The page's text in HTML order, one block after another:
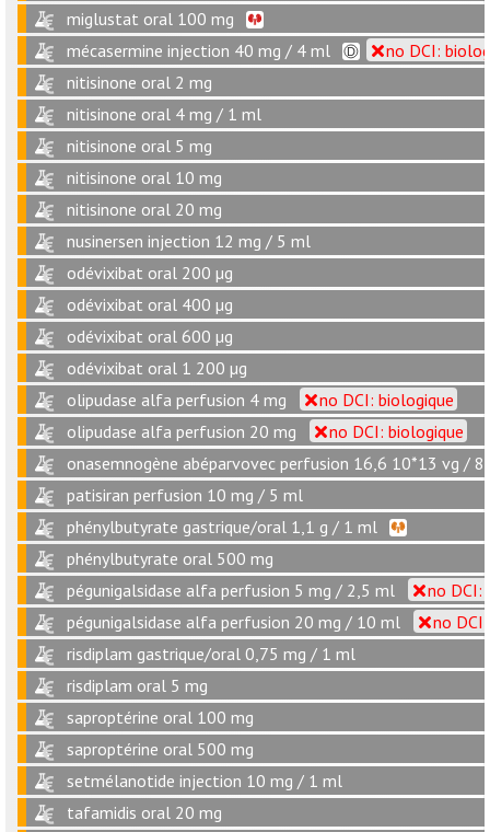
miglustat oral 100 mg
mécasermine injection 40 mg / 4 ml
no DCI:
nitisinone oral 2 mg
nitisinone oral 4 mg / 1 ml
nitisinone oral 5 mg
nitisinone oral 10 mg
nitisinone oral 20 mg
nusinersen injection 12 mg / 5 ml
odévixibat oral 200 µg
odévixibat oral 400 µg
odévixibat oral 600 µg
odévixibat oral 1 200 µg
olipudase alfa perfusion 4 mg
no DCI: biologique
olipudase alfa perfusion 20 mg
no DCI: biologique
onasemnogène abéparvovec perfusion 16,6 10*13 vg /
patisiran perfusion 10 mg / 5 ml
phénylbutyrate gastrique/oral 1,1 g / 1 ml
phénylbutyrate oral 500 mg
pégunigalsidase alfa perfusion 5 mg / 2,5 ml
no DCI:
pégunigalsidase alfa perfusion 20 mg / 10 ml
no
risdiplam gastrique/oral 0,75 mg / 1 ml
risdiplam oral 5 mg
saproptérine oral 100 mg
saproptérine oral 500 mg
setmélanotide injection 10 mg / 1 ml
tafamidis oral 20 mg